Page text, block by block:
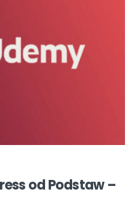
od Podstaw –